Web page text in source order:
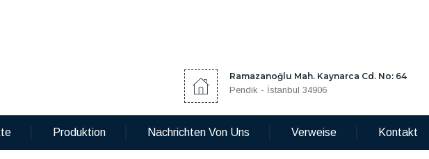
Ramazanoğlu Mah. Kaynarca Cd. No: 64
Pendik - İstanbul 34906
Produktion Nachrichten Von Uns Verweise Kontakt